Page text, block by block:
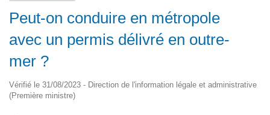
Peut-on conduire en métropole
avec un permis délivré en outre-
mer ?
Vérifié le 31/08/2023 - Direction de l'information légale et administrative
(Première ministre)